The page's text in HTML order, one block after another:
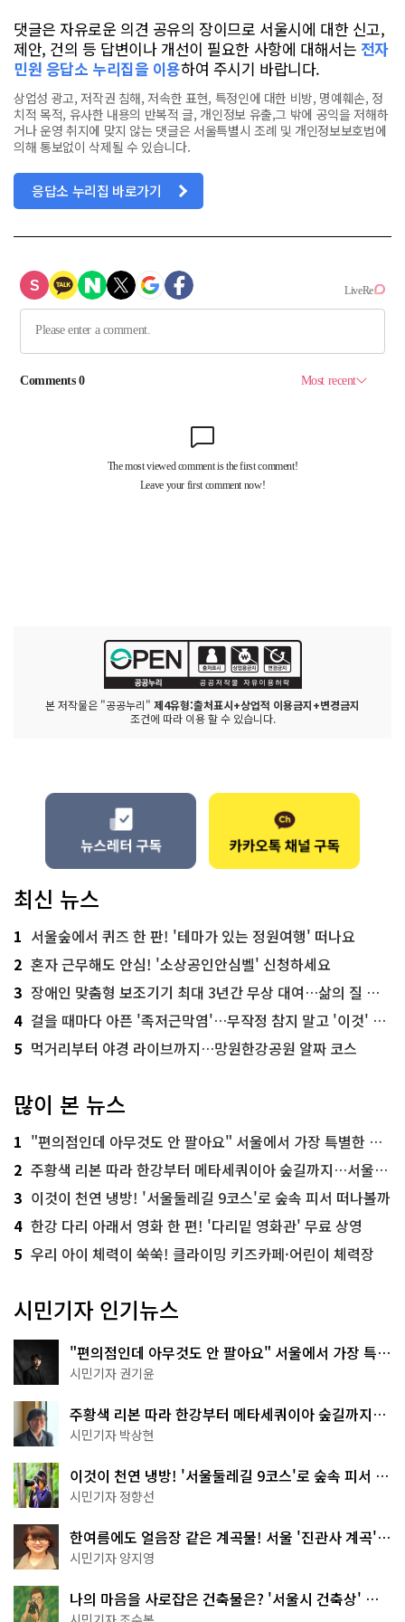
댓글은 자유로운 의견 공유의 장이므로 서울시에 대한 신고,
제안, 건의 등 답변이나 개선이 필요한 사항에 대해서는 전자
민원 응답소 누리집을 이용하여 주시기 바랍니다.
상업성 광고, 저작권 침해, 저속한 표현, 특정인에 대한 비방, 명예훼손, 정
치적 목적, 유사한 내용의 반복적 글, 개인정보 유출,그 밖에 공익을 저해하
거나 운영 취지에 맞지 않는 댓글은 서울특별시 조례 및 개인정보보호법에
의해 통보없이 삭제될 수 있습니다.
응답소 누리집 바로가기
본 저작물은 "공공누리" 제4유형:출처표시+상업적 이용금지+변경금지
조건에 따라 이용 할 수 있습니다.
최신 뉴스
1 서울숲에서 퀴즈 한 판! '테마가 있는 정원여행' 떠나요
2 혼자 근무해도 안심! '소상공인안심벨' 신청하세요
3 장애인 맞춤형 보조기기 최대 3년간 무상 대여…삶의 질 높인다
4 걸을 때마다 아픈 '족저근막염'…무작정 참지 말고 '이것' 해보세요!
5 먹거리부터 야경 라이브까지…망원한강공원 알짜 코스
많이 본 뉴스
1 "편의점인데 아무것도 안 팔아요" 서울에서 가장 특별한 편의점의 정체
2 주황색 리본 따라 한강부터 메타세쿼이아 숲길까지…서울둘레길 15코스
3 이것이 천연 냉방! '서울둘레길 9코스'로 숲속 피서 떠나볼까
4 한강 다리 아래서 영화 한 편! '다리밑 영화관' 무료 상영
5 우리 아이 체력이 쑥쑥! 클라이밍 키즈카페·어린이 체력장
시민기자 인기뉴스
"편의점인데 아무것도 안 팔아요" 서울에서 가장 특별
한 편의점의 정체
시민기자 권기윤
주황색 리본 따라 한강부터 메타세쿼이아 숲길까지…
서울둘레길 15코스
시민기자 박상현
이것이 천연 냉방! '서울둘레길 9코스'로 숲속 피서 떠
나볼까
시민기자 정향선
한여름에도 얼음장 같은 계곡물! 서울 '진관사 계곡'이
천국이네~
시민기자 양지영
나의 마음을 사로잡은 건축물은? '서울시 건축상' 수
상작 공개!